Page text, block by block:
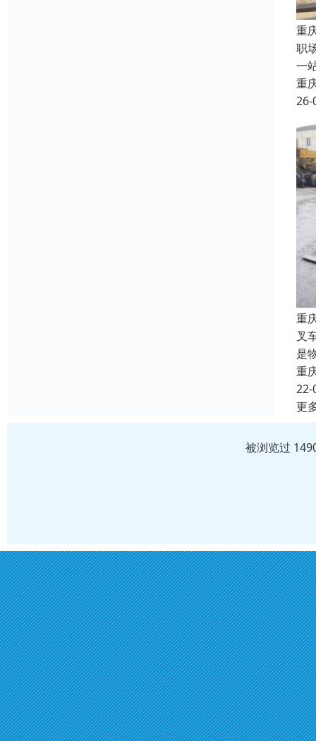
重
职
一
重
26-
重
叉
是
重
22-
更
被浏览过